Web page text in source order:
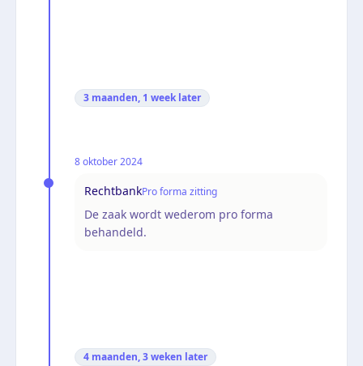
3 maanden, 1 week later
8 oktober 2024
RechtbankPro forma zitting
De zaak wordt wederom pro forma
behandeld.
4 maanden, 3 weken later